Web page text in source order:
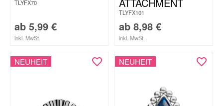
TLYFX70
ab 5,99 €
inkl. MwSt.
TLYFX101
ab 8,98 €
inkl. MwSt.
NEUHEIT NEUHEIT